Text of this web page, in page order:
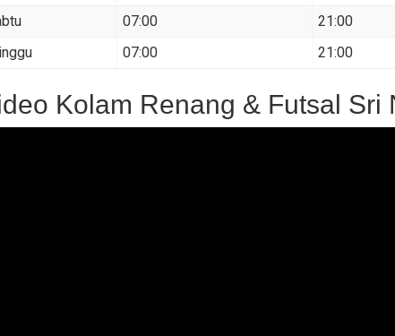
07:00
21:00
07:00 21:00
Kolam Renang & Futsal Sri